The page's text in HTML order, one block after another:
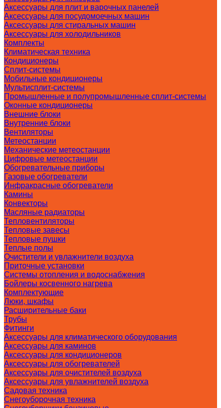
Аксессуары для плит и варочных панелей
Аксессуары для посудомоечных машин
Аксессуары для стиральных машин
Аксессуары для холодильников
Комплекты
Климатическая техника
Кондиционеры
Сплит-системы
Мобильные кондиционеры
Мультисплит-системы
Промышленные и полупромышленные сплит-системы
Оконные кондиционеры
Внешние блоки
Внутренние блоки
Вентиляторы
Метеостанции
Механические метеостанции
Цифровые метеостанции
Обогревательные приборы
Газовые обогреватели
Инфракрасные обогреватели
Камины
Конвекторы
Масляные радиаторы
Тепловентиляторы
Тепловые завесы
Тепловые пушки
Теплые полы
Очистители и увлажнители воздуха
Приточные установки
Системы отопления и водоснабжения
Бойлеры косвенного нагрева
Комплектующие
Люки, шкафы
Расширительные баки
Трубы
Фитинги
Аксессуары для климатического оборудования
Аксессуары для каминов
Аксессуары для кондиционеров
Аксессуары для обогревателей
Аксессуары для очистителей воздуха
Аксессуары для увлажнителей воздуха
Садовая техника
Снегоуборочная техника